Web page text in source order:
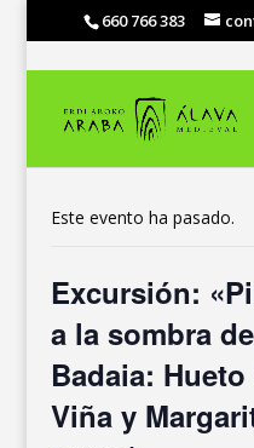
660 766 383
Este evento ha pasado.
Excursión:
a la sombra
Badaia:
Viña y